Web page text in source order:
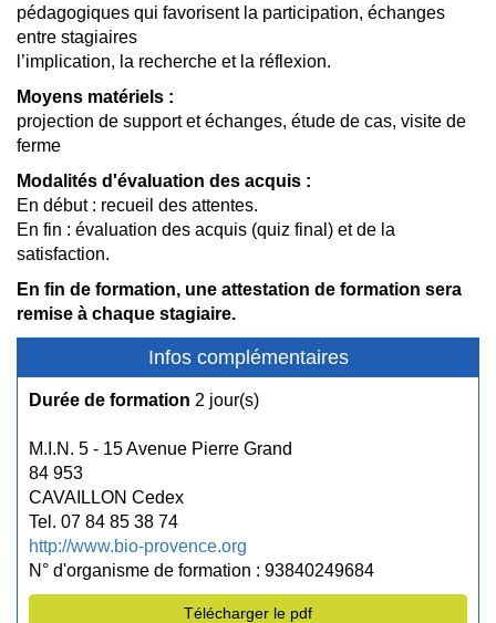
pédagogiques qui favorisent la participation, échanges
entre stagiaires
l’implication, la recherche et la réflexion.
Moyens matériels :
projection de support et échanges, étude de cas, visite de
ferme
Modalités d'évaluation des acquis :
En début : recueil des attentes.
En fin : évaluation des acquis (quiz final) et de la
satisfaction.
En fin de formation, une attestation de formation sera
remise à chaque stagiaire.
Infos complémentaires
Durée de formation 2 jour(s)
M.I.N. 5 - 15 Avenue Pierre Grand
84 953
CAVAILLON Cedex
Tel. 07 84 85 38 74
http://www.bio-provence.org
N° d'organisme de formation : 93840249684
Télécharger le pdf